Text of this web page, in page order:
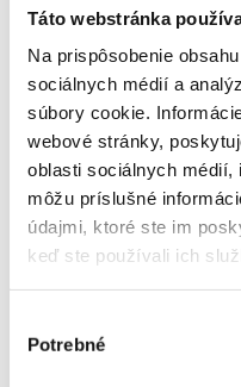
Táto webstránka
Na prispôsobenie
sociálnych médií a
súbory cookie.
webové stránky,
oblasti sociálnych médií,
môžu príslušné
údajmi, ktoré ste im
keď ste používali ich
súhlasu
Potrebné